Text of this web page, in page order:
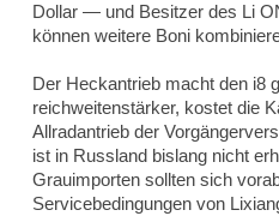
Dollar — und Besitzer des Li
können weitere Boni
Der Heckantrieb macht den i8
reichweitenstärker, kostet die
Allradantrieb der
ist in Russland bislang nicht
Grauimporten sollten sich
Servicebedingungen von